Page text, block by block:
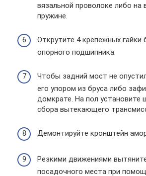
вязальной проволоке либо на
пружине.
Открутите 4 крепежных гайки
опорного подшипника.
Чтобы задний мост не
его упором из бруса либо
домкрате. На пол установите
сбора вытекающего
Демонтируйте кронштейн
Резкими движениями
посадочного места при